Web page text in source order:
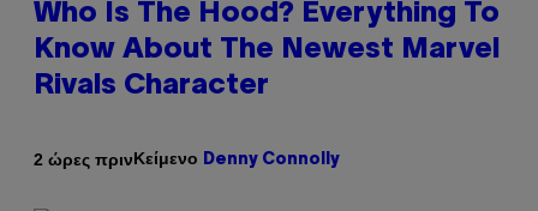
Who Is The Hood? Everything To
Know About The Newest Marvel
Rivals Character
2 ώρες πρινΚείμενο Denny Connolly